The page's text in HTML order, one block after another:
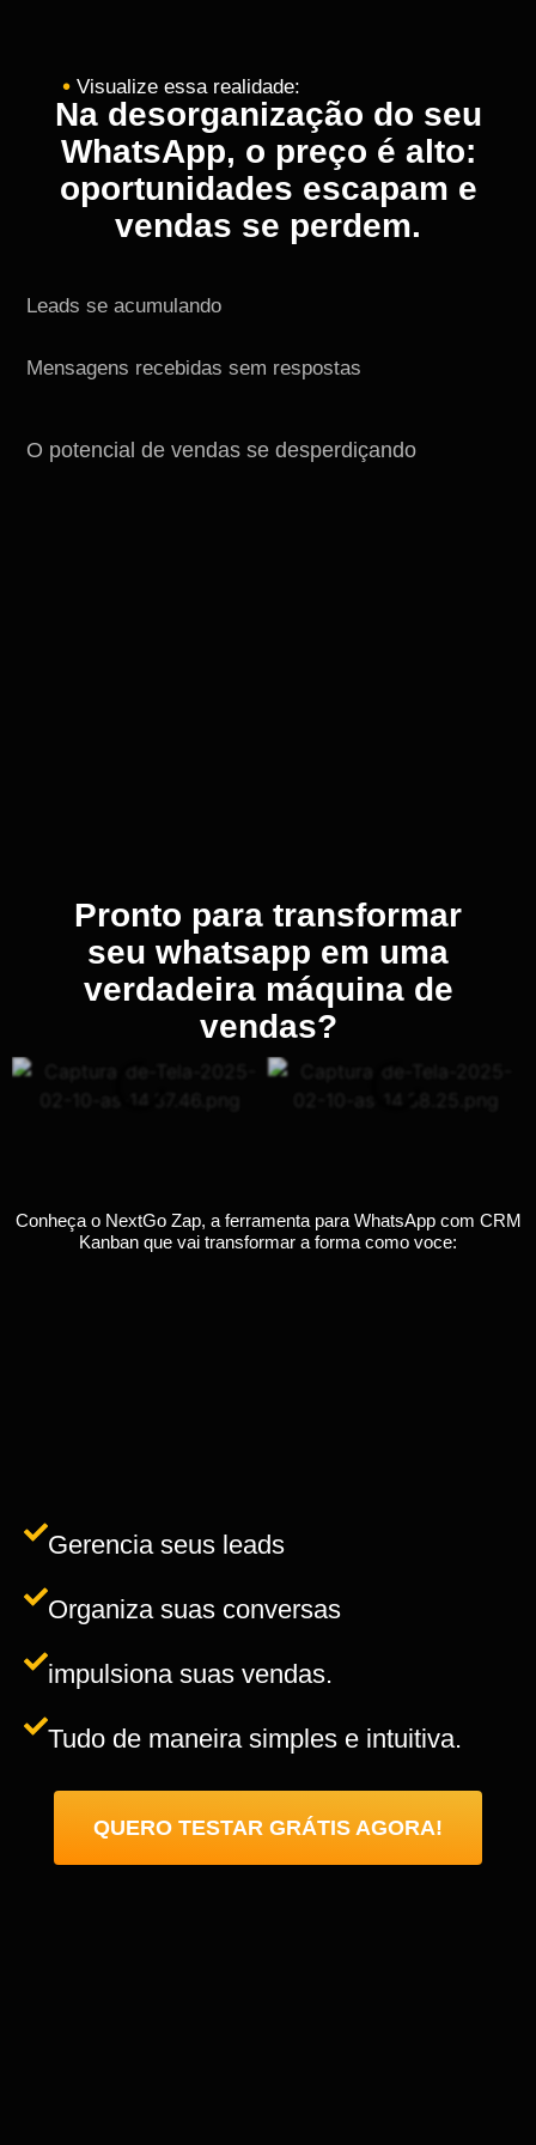
𖧹Visualize essa realidade:
Na desorganização do seu
WhatsApp, o preço é alto:
oportunidades escapam e
vendas se perdem.
Leads se acumulando
Mensagens recebidas sem respostas
O potencial de vendas se desperdiçando
Pronto para transformar
seu whatsapp em uma
verdadeira máquina de
vendas?
Conheça o NextGo Zap, a ferramenta para WhatsApp com CRM
Kanban que vai transformar a forma como voce:
Gerencia seus leads
Organiza suas conversas
impulsiona suas vendas.
Tudo de maneira simples e intuitiva.
QUERO TESTAR GRÁTIS AGORA!